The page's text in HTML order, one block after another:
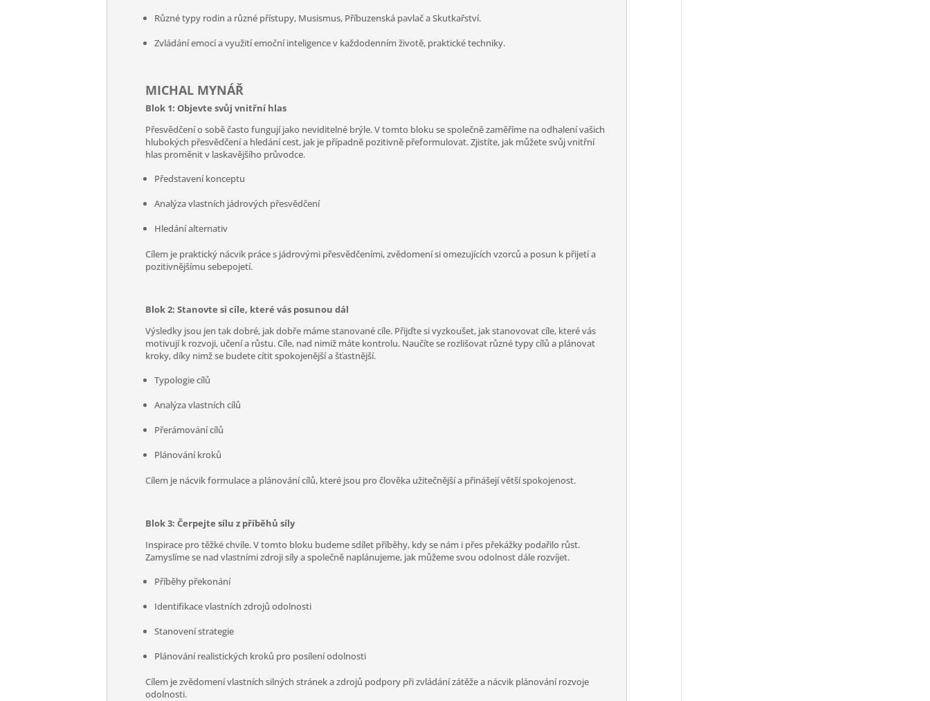
Různé typy rodin a různé přístupy, Musismus, Příbuzenská pavlač a Skutkařství.
Zvládání emocí a využití emoční inteligence v každodenním životě, praktické techniky.
MICHAL MYNÁŘ
Blok 1: Objevte svůj vnitřní hlas
Přesvědčení o sobě často fungují jako neviditelné brýle. V tomto bloku se společně zaměříme na odhalení vašich
hlubokých přesvědčení a hledání cest, jak je případně pozitivně přeformulovat. Zjistíte, jak můžete svůj vnitřní
hlas proměnit v laskavějšího průvodce.
Představení konceptu
Analýza vlastních jádrových přesvědčení
Hledání alternativ
Cílem je praktický nácvik práce s jádrovými přesvědčeními, zvědomení si omezujících vzorců a posun k přijetí a
pozitivnějšímu sebepojetí.
Blok 2: Stanovte si cíle, které vás posunou dál
Výsledky jsou jen tak dobré, jak dobře máme stanované cíle. Přijďte si vyzkoušet, jak stanovovat cíle, které vás
motivují k rozvoji, učení a růstu. Cíle, nad nimiž máte kontrolu. Naučíte se rozlišovat různé typy cílů a plánovat
kroky, díky nimž se budete cítit spokojenější a šťastnější.
Typologie cílů
Analýza vlastních cílů
Přerámování cílů
Plánování kroků
Cílem je nácvik formulace a plánování cílů, které jsou pro člověka užitečnější a přinášejí větší spokojenost.
Blok 3: Čerpejte sílu z příběhů síly
Inspirace pro těžké chvíle. V tomto bloku budeme sdílet příběhy, kdy se nám i přes překážky podařilo růst.
Zamyslíme se nad vlastními zdroji síly a společně naplánujeme, jak můžeme svou odolnost dále rozvíjet.
Příběhy překonání
Identifikace vlastních zdrojů odolnosti
Stanovení strategie
Plánování realistických kroků pro posílení odolnosti
Cílem je zvědomení vlastních silných stránek a zdrojů podpory při zvládání zátěže a nácvik plánování rozvoje
odolnosti.